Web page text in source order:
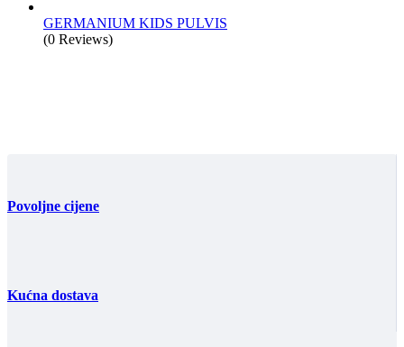
GERMANIUM KIDS PULVIS
(0 Reviews)
Povoljne cijene
Kućna dostava